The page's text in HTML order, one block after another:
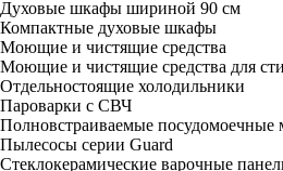
Духовые шкафы шириной 90 см
Компактные духовые шкафы
Моющие и чистящие средства
Моющие и чистящие средства для
Отдельностоящие холодильники
Пароварки с СВЧ
Полновстраиваемые
Пылесосы серии Guard
Стеклокерамические варочные